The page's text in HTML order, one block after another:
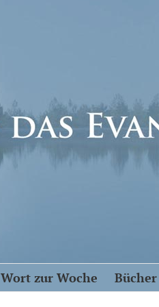
Wort zur Woche Bücher